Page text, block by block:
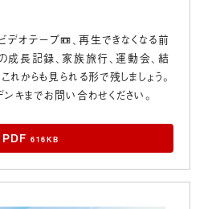
デオテープ📼、再生できなくなる前
成長記録、家族旅行、運動会、結
からも見られる形で残しましょう。
キまでお問い合わせください。
PDF 616KB